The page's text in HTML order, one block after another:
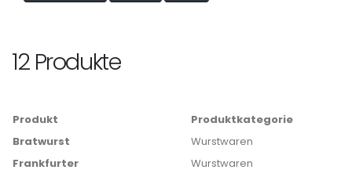
12 Produkte
Produkt
Produktkategorie
Bratwurst
Wurstwaren
Frankfurter
Wurstwaren